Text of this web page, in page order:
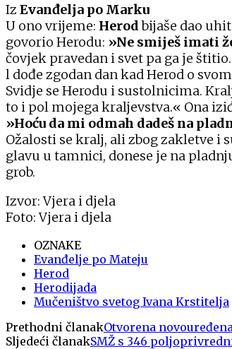
Iz Evanđelja po Marku
U ono vrijeme: Herodbijaše dao
govorio Herodu: »Ne smiješ imati
čovjek pravedan i svet pa ga je
l dođe zgodan dan kad Herod o
Svidje se Herodu i sustolnicima.
to i pol mojega kraljevstva.« Ona
»Hoću da mi odmah dadeš na
Ožalosti se kralj, ali zbog zakletve
glavu u tamnici, donese je na
grob.
Izvor: Vjera i djela
Foto: Vjera i djela
OZNAKE
Evanđelje po Mateju
Herod
Herodijada
Mučeništvo svetog Ivana Krstitelja
Prethodni članakOtvorena
Sljedeći članakSMŽ s 346